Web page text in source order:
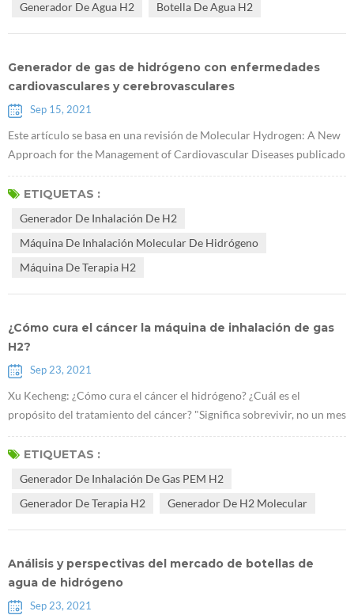
que padece diab...
Generador De Agua H2
Botella De Agua H2
Generador de gas de hidrógeno con enfermedades
cardiovasculares y cerebrovasculares
Sep 15, 2021
Este artículo se basa en una revisión de Molecular Hydrogen: A New
Approach for the Management of Cardiovascular Diseases publicado
en World Heart Journal por Viliam Mojto y otros de la Universidad
Kominas en la República Checa en 2018. Resumen: Se reconoce que
capacidad antioxi...
ETIQUETAS :
Generador De Inhalación De H2
Máquina De Inhalación Molecular De Hidrógeno
Máquina De Terapia H2
¿Cómo cura el cáncer la máquina de inhalación de gas
H2?
Sep 23, 2021
Xu Kecheng: ¿Cómo cura el cáncer el hidrógeno? ¿Cuál es el
propósito del tratamiento del cáncer? "Significa sobrevivir, no un mes
extra o algunos meses, sino un año, algunos años y más años.
¡Significa vivir bien, vivir feliz, feliz y con calidad!" Xu Kecheng, un
incluida l...
ETIQUETAS :
Generador De Inhalación De Gas PEM H2
Generador De Terapia H2
Generador De H2 Molecular
Análisis y perspectivas del mercado de botellas de
agua de hidrógeno
Sep 23, 2021